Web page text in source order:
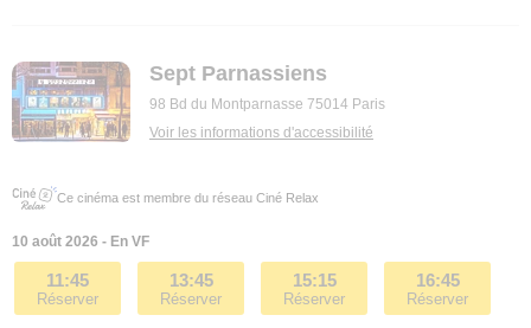
Sept Parnassiens
98 Bd du Montparnasse 75014 Paris
Voir les informations d'accessibilité
Ce cinéma est membre du réseau Ciné Relax
10 août 2026 - En VF
11:45
Réserver
13:45
Réserver
15:15
Réserver
16:45
Réserver